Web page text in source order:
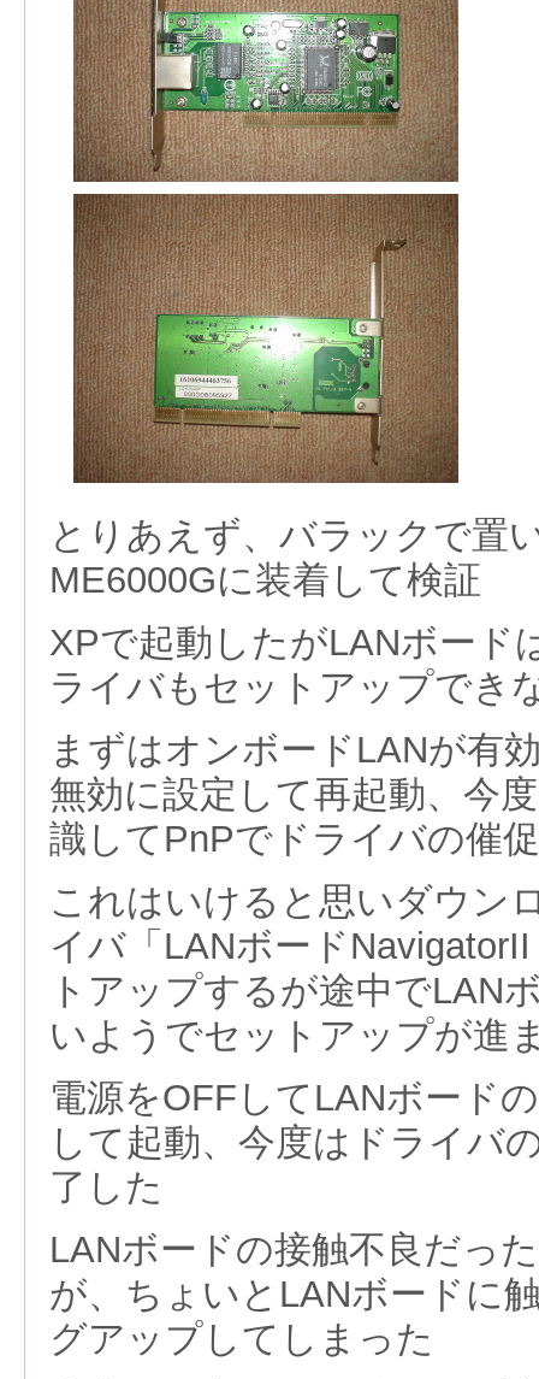
とりあえず、バラックで置
ME6000Gに装着して検証
XPで起動したがLANボード
ライバもセットアップでき
まずはオンボードLANが有
無効に設定して再起動、今
識してPnPでドライバの催
これはいけると思いダウン
イバ「LANボード
トアップするが途中でLAN
いようでセットアップが進
電源をOFFしてLANボード
して起動、今度はドライバ
了した
LANボードの接触不良だっ
が、ちょいとLANボードに
グアップしてしまった